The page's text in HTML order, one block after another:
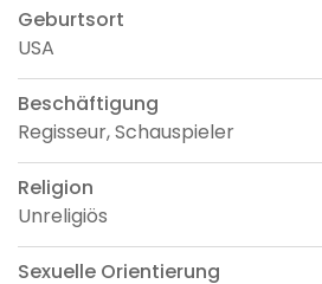
Geburtsort
USA
Beschäftigung
Regisseur, Schauspieler
Religion
Unreligiös
Sexuelle Orientierung